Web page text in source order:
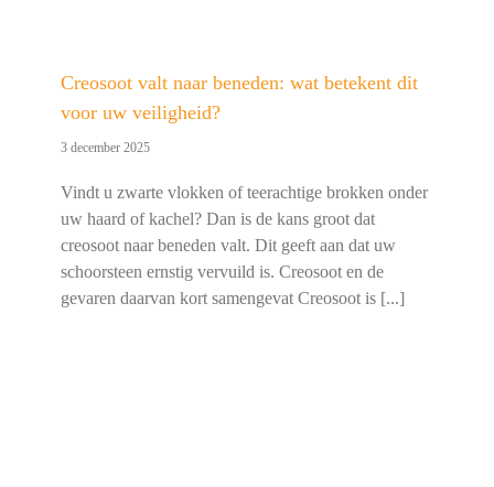
Creosoot valt naar beneden: wat betekent dit
voor uw veiligheid?
3 december 2025
Vindt u zwarte vlokken of teerachtige brokken onder
uw haard of kachel? Dan is de kans groot dat
creosoot naar beneden valt. Dit geeft aan dat uw
schoorsteen ernstig vervuild is. Creosoot en de
gevaren daarvan kort samengevat Creosoot is [...]